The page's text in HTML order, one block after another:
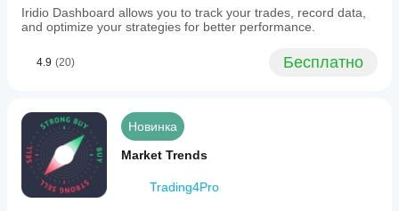
Iridio Dashboard allows you to track your trades, record data,
and optimize your strategies for better performance.
4.9 (20) Бесплатно
Новинка
Market Trends
Trading4Pro